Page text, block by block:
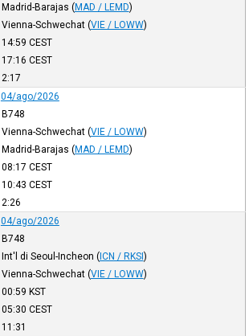
Madrid-Barajas (MAD / LEMD)
Vienna-Schwechat (VIE / LOWW)
14:59 CEST
17:16 CEST
2:17
04/ago/2026
B748
Vienna-Schwechat (VIE / LOWW)
Madrid-Barajas (MAD / LEMD)
08:17 CEST
10:43 CEST
2:26
04/ago/2026
B748
Int'l di Seoul-Incheon (ICN / RKSI)
Vienna-Schwechat (VIE / LOWW)
00:59 KST
05:30 CEST
11:31